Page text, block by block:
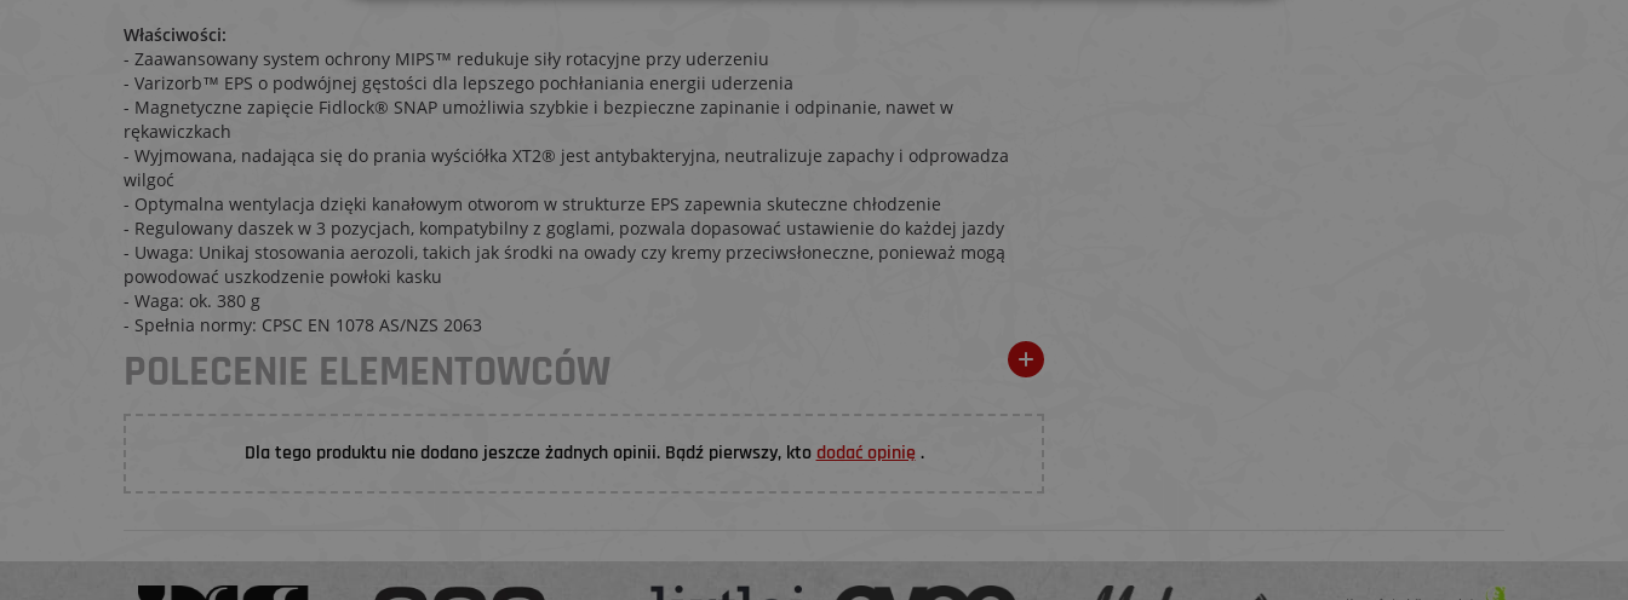
Właściwości:
- Zaawansowany system ochrony MIPS™ redukuje siły rotacyjne przy uderzeniu
- Varizorb™ EPS o podwójnej gęstości dla lepszego pochłaniania energii uderzenia
- Magnetyczne zapięcie Fidlock® SNAP umożliwia szybkie i bezpieczne zapinanie i odpinanie, nawet w
rękawiczkach
- Wyjmowana, nadająca się do prania wyściółka XT2® jest antybakteryjna, neutralizuje zapachy i odprowadza
wilgoć
- Optymalna wentylacja dzięki kanałowym otworom w strukturze EPS zapewnia skuteczne chłodzenie
- Regulowany daszek w 3 pozycjach, kompatybilny z goglami, pozwala dopasować ustawienie do każdej jazdy
- Uwaga: Unikaj stosowania aerozoli, takich jak środki na owady czy kremy przeciwsłoneczne, ponieważ mogą
powodować uszkodzenie powłoki kasku
- Waga: ok. 380 g
- Spełnia normy: CPSC EN 1078 AS/NZS 2063
POLECENIE ELEMENTOWCÓW
Dla tego produktu nie dodano jeszcze żadnych opinii. Bądź pierwszy, kto dodać opinię .